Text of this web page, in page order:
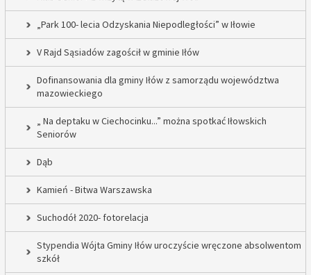
„Park 100- lecia Odzyskania Niepodległości” w Iłowie
V Rajd Sąsiadów zagościł w gminie Iłów
Dofinansowania dla gminy Iłów z samorządu województwa
mazowieckiego
„ Na deptaku w Ciechocinku...” można spotkać Iłowskich
Seniorów
Dąb
Kamień - Bitwa Warszawska
Suchodół 2020- fotorelacja
Stypendia Wójta Gminy Iłów uroczyście wręczone absolwentom
szkół